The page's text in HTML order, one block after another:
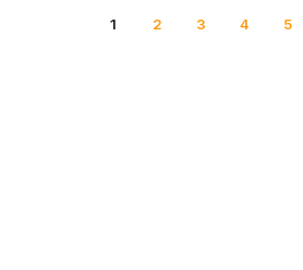
1 2 3 4 5